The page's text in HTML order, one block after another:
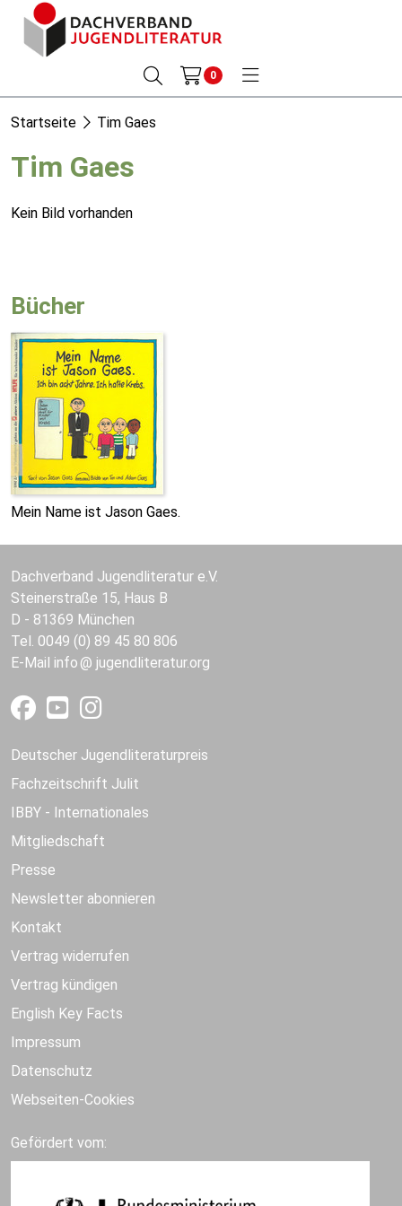
0
Startseite Tim Gaes
Tim Gaes
Kein Bild vorhanden
Bücher
Mein Name ist Jason Gaes.
Dachverband Jugendliteratur e.V.
Steinerstraße 15, Haus B
D - 81369 München
Tel. 0049 (0) 89 45 80 806
E-Mail info jugendliteratur.org
Deutscher Jugendliteraturpreis
Fachzeitschrift Julit
IBBY - Internationales
Mitgliedschaft
Presse
Newsletter abonnieren
Kontakt
Vertrag widerrufen
Vertrag kündigen
English Key Facts
Impressum
Datenschutz
Webseiten-Cookies
Gefördert vom: